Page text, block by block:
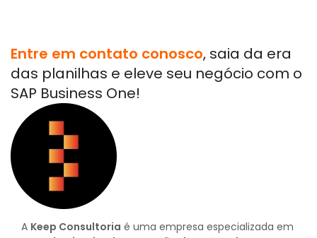
Entre em contato conosco, saia da era
das planilhas e eleve seu negócio com o
SAP Business One!
A Keep Consultoria é uma empresa especializada em